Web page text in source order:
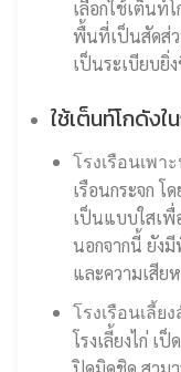
เลือกใช้เต็นท์
พื้นที่เป็นสัดส่ว
เป็นระเบียบยิ่
ใช้เต็นท์โกดังใ
โรงเรือนเพา
เรือนกระจก
เป็นแบบใสเพื่
นอกจากนี้ ยัง
และความเสีย
โรงเรือนเลี้ยง
โรงเลี้ยงไก่ เ